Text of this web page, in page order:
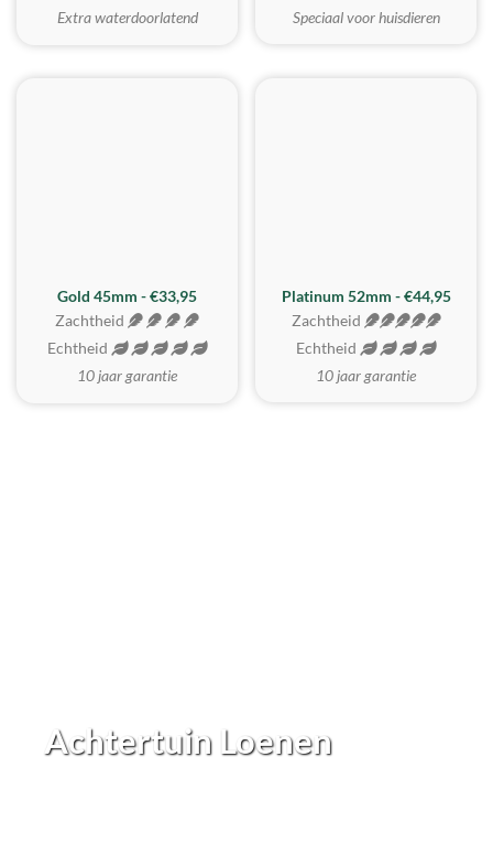
Extra waterdoorlatend
Speciaal voor huisdieren
REALISTISCH
Gold 45mm - €33,95
Zachtheid
Echtheid
10 jaar garantie
ZACHTSTE
Platinum 52mm - €44,95
Zachtheid
Echtheid
10 jaar garantie
Achtertuin Loenen